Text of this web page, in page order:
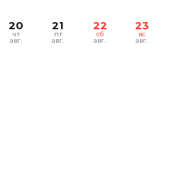
20
чт
авг.
21
пт
авг.
22
сб
авг.
23
вс
авг.